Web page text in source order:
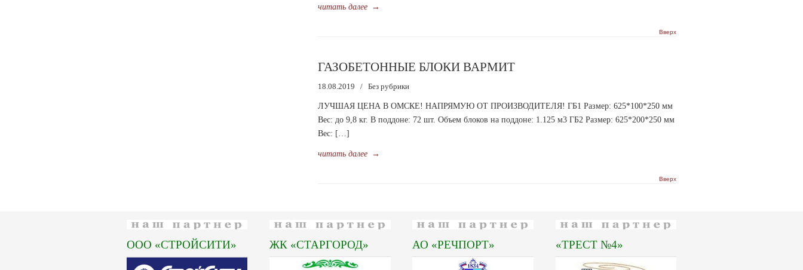
читать далее →
Вверх
ГАЗОБЕТОННЫЕ БЛОКИ ВАРМИТ
18.08.2019 / Без рубрики
ЛУЧШАЯ ЦЕНА В ОМСКЕ! НАПРЯМУЮ ОТ ПРОИЗВОДИТЕЛЯ! ГБ1 Размер: 625*100*250 мм
Вес: до 9,8 кг. В поддоне: 72 шт. Объем блоков на поддоне: 1.125 м3 ГБ2 Размер: 625*200*250 мм
Вес: […]
читать далее →
Вверх
ООО «СТРОЙСИТИ» ЖК «СТАРГОРОД» АО «РЕЧПОРТ» «ТРЕСТ №4»